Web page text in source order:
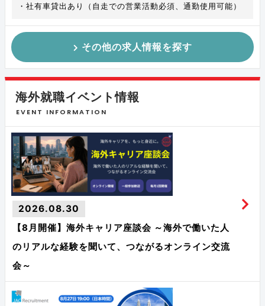
・社有車貸出あり（自走での営業活動必須、通勤使用可能）
その他の求人情報を探す
海外就職イベント情報
EVENT INFORMATION
2026.08.30
【8月開催】海外キャリア座談会 ～海外で働いた人
のリアルな経験を聞いて、つながるオンライン交流
会～